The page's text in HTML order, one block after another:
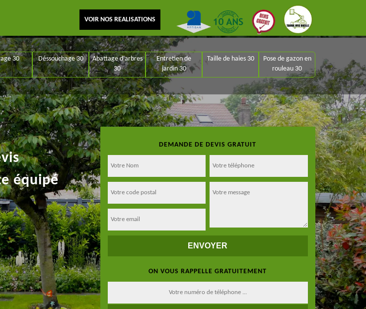
VOIR NOS REALISATIONS
30 Déssouchage 30
Abattage d'arbres
30
Entretien de
jardin 30
Taille de haies 30
Pose de gazon en
rouleau 30
DEMANDE DE DEVIS GRATUIT
ON VOUS RAPPELLE GRATUITEMENT
équipé